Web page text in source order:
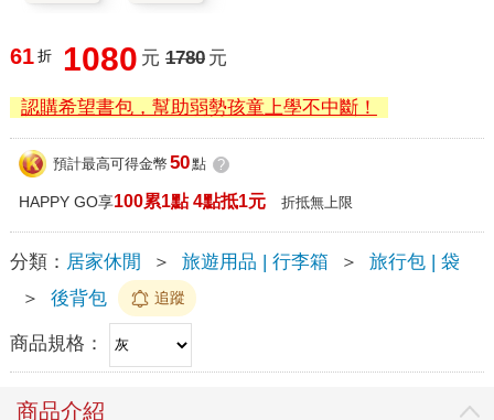
61 折 1080 元 1780 元
認購希望書包，幫助弱勢孩童上學不中斷！
預計最高可得金幣 50點 ?
HAPPY GO享100累1點 4點抵1元 折抵無上限
分類： 居家休閒 ＞ 旅遊用品 | 行李箱 ＞
旅行包 | 袋
＞
後背包 追蹤
商品規格：
商品介紹